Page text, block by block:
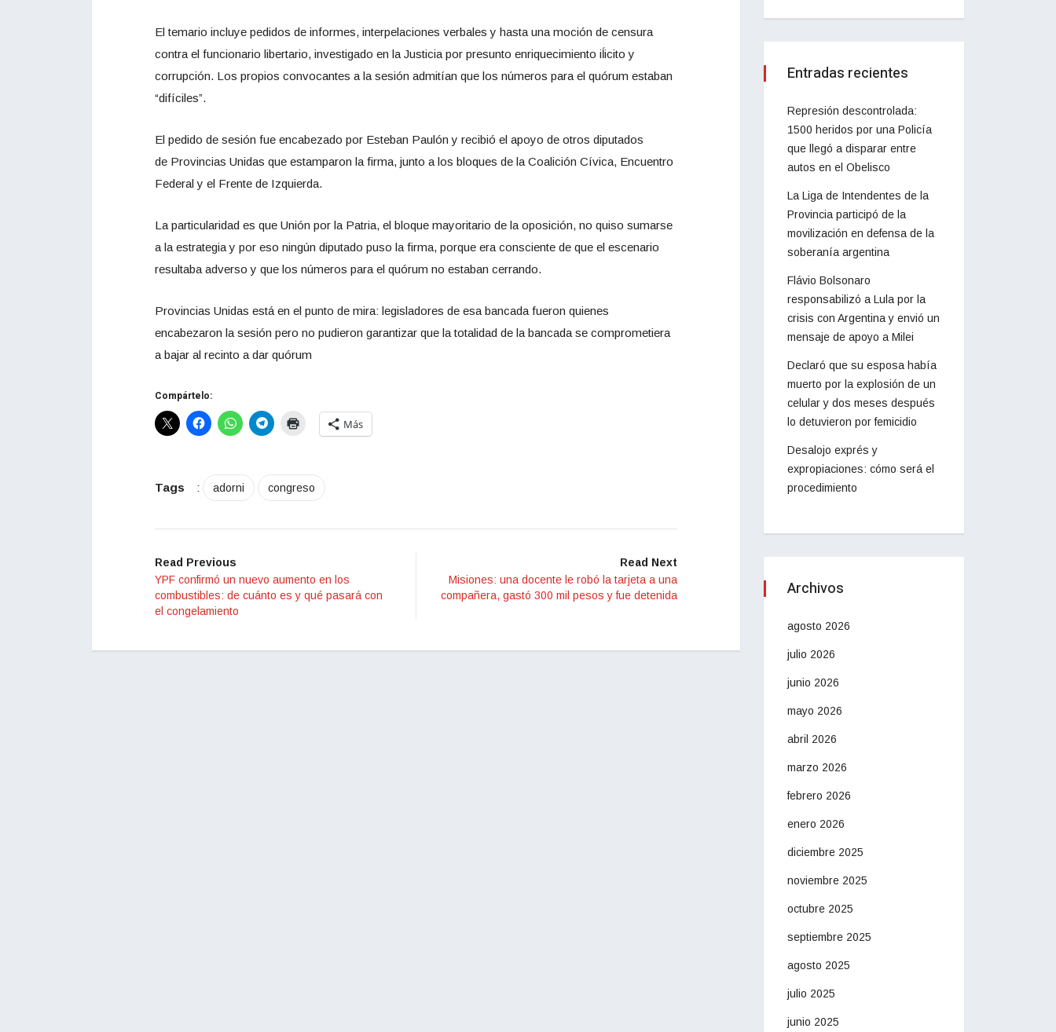
El temario incluye pedidos de informes, interpelaciones verbales y hasta una moción de censura
contra el funcionario libertario, investigado en la Justicia por presunto enriquecimiento iĺicito y
corrupción. Los propios convocantes a la sesión admitían que los números para el quórum estaban
“difíciles”.
El pedido de sesión fue encabezado por Esteban Paulón y recibió el apoyo de otros diputados
de Provincias Unidas que estamparon la firma, junto a los bloques de la Coalición Cívica, Encuentro
Federal y el Frente de Izquierda.
La particularidad es que Unión por la Patria, el bloque mayoritario de la oposición, no quiso sumarse
a la estrategia y por eso ningún diputado puso la firma, porque era consciente de que el escenario
resultaba adverso y que los números para el quórum no estaban cerrando.
Provincias Unidas está en el punto de mira: legisladores de esa bancada fueron quienes
encabezaron la sesión pero no pudieron garantizar que la totalidad de la bancada se comprometiera
a bajar al recinto a dar quórum
Compártelo:
Más
Tags : adorni congreso
Read Previous
YPF confirmó un nuevo aumento en los
combustibles: de cuánto es y qué pasará con
el congelamiento
Read Next
Misiones: una docente le robó la tarjeta a una
compañera, gastó 300 mil pesos y fue detenida
Entradas recientes
Represión descontrolada:
1500 heridos por una Policía
que llegó a disparar entre
autos en el Obelisco
La Liga de Intendentes de la
Provincia participó de la
movilización en defensa de la
soberanía argentina
Flávio Bolsonaro
responsabilizó a Lula por la
crisis con Argentina y envió un
mensaje de apoyo a Milei
Declaró que su esposa había
muerto por la explosión de un
celular y dos meses después
lo detuvieron por femicidio
Desalojo exprés y
expropiaciones: cómo será el
procedimiento
Archivos
agosto 2026
julio 2026
junio 2026
mayo 2026
abril 2026
marzo 2026
febrero 2026
enero 2026
diciembre 2025
noviembre 2025
octubre 2025
septiembre 2025
agosto 2025
julio 2025
junio 2025